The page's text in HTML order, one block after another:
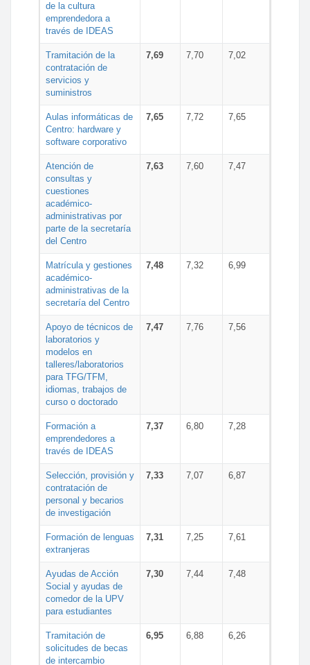
de la cultura
emprendedora a
través de IDEAS
Tramitación de la
contratación de
servicios y
suministros
7,69 7,70 7,02
Aulas informáticas de
Centro: hardware y
software corporativo
7,65 7,72 7,65
Atención de
consultas y
cuestiones
académico-
administrativas por
parte de la secretaría
del Centro
7,63 7,60 7,47
Matrícula y gestiones
académico-
administrativas de la
secretaría del Centro
7,48 7,32 6,99
Apoyo de técnicos de
laboratorios y
modelos en
talleres/laboratorios
para TFG/TFM,
idiomas, trabajos de
curso o doctorado
7,47 7,76 7,56
Formación a
emprendedores a
través de IDEAS
7,37 6,80 7,28
Selección, provisión y
contratación de
personal y becarios
de investigación
7,33 7,07 6,87
Formación de lenguas
extranjeras
7,31 7,25 7,61
Ayudas de Acción
Social y ayudas de
comedor de la UPV
para estudiantes
7,30 7,44 7,48
Tramitación de
solicitudes de becas
de intercambio
6,95 6,88 6,26